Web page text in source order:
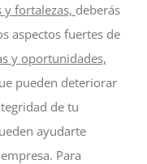
y fortalezas, deberás
aspectos fuertes de
y oportunidades,
pueden deteriorar
de tu
ayudarte
Para